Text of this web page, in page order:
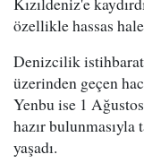
özellikle hassas
Denizcilik
üzerinden geçen
Yenbu ise 1
hazır
yaşadı.